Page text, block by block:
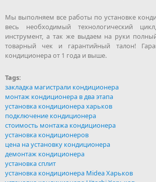
Мы выполняем все работы по установке
весь необходимый технологический
инструмент, а так же выдаем на руки
товарный чек и гарантийный талон!
кондиционера от 1 года и выше.
Tags:
закладка магистрали кондиционера
монтаж кондиционера в два этапа
установка кондиционера харьков
подключение кондиционера
стоимость монтажа кондиционера
установка кондиционеров
цена на установку кондиционера
демонтаж кондиционера
установка сплит
установка кондиционера Midea Харьков